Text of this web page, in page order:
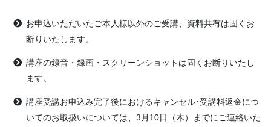
お申込いただいたご本人様以外のご受講、資料共有は固くお
断りいたします。
講座の録音・録画・スクリーンショットは固くお断りいたし
ます。
講座受講お申込み完了後におけるキャンセル･受講料返金につ
いてのお取扱いについては、3月10日（木）までにご連絡いた